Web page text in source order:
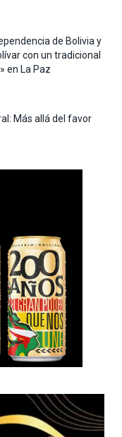
de Bolivia y
con un tradicional
en La Paz
Más allá del favor